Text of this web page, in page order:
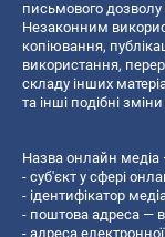
письмового
Незаконним
копiювання,
використання,
складу інших
та інші подібні
Назва онлайн медіа
- суб'єкт у сфері
- ідентифікатор
- поштова адреса —
- адреса